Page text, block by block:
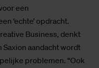
een
‘echte’ opdracht.
Business, denkt
aandacht wordt
problemen. “Ook